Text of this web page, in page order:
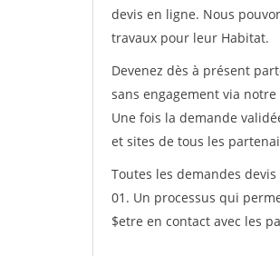
devis en ligne. Nous
travaux pour leur Habitat.
Devenez dès à présent
sans engagement via
Une fois la demande
et sites de tous les
Toutes les demandes
01. Un processus qui
$etre en contact avec les